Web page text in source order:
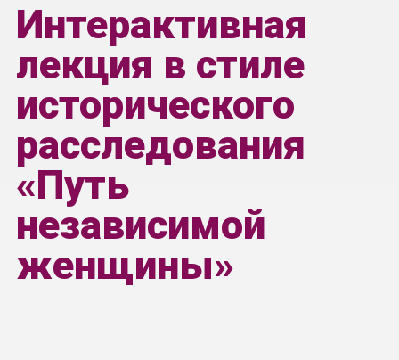
Интерактивная
лекция в стиле
исторического
расследования
«Путь
независимой
женщины»